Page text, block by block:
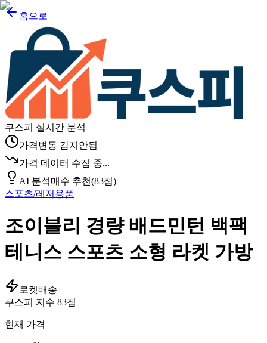
홈으로
쿠스피 실시간 분석
가격변동 감지안됨
가격 데이터 수집 중...
AI 분석매수 추천(83점)
스포츠/레저용품
조이블리 경량 배드민턴 백팩
테니스 스포츠 소형 라켓 가방
로켓배송
쿠스피 지수 83점
현재 가격